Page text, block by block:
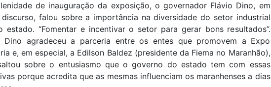
de inauguração da exposição, o governador Flávio Dino, em
discurso, falou sobre a importância na diversidade do setor industrial
estado. “Fomentar e incentivar o setor para gerar bons resultados’’.
Dino agradeceu a parceria entre os entes que promovem a Expo
e, em especial, a Edilson Baldez (presidente da Fiema no Maranhão),
sobre o entusiasmo que o governo do estado tem com essas
porque acredita que as mesmas influenciam os maranhenses a dias